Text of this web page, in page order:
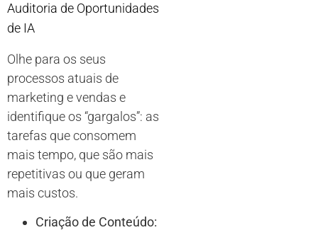
Auditoria de Oportunidades
de IA
Olhe para os seus
processos atuais de
marketing e vendas e
identifique os “gargalos”: as
tarefas que consomem
mais tempo, que são mais
repetitivas ou que geram
mais custos.
Criação de Conteúdo: